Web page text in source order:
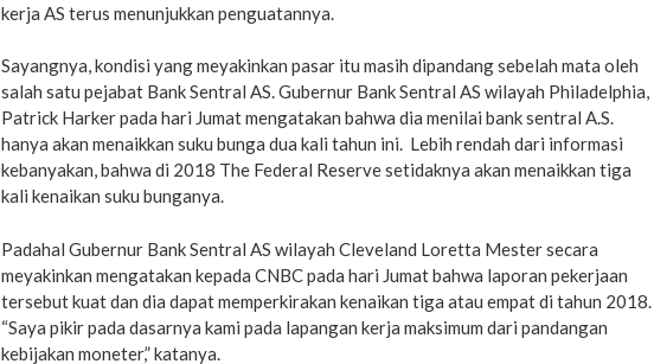
kerja AS terus menunjukkan penguatannya.
Sayangnya, kondisi yang meyakinkan pasar itu masih dipandang sebelah mata oleh
salah satu pejabat Bank Sentral AS. Gubernur Bank Sentral AS wilayah Philadelphia,
Patrick Harker pada hari Jumat mengatakan bahwa dia menilai bank sentral A.S.
hanya akan menaikkan suku bunga dua kali tahun ini. Lebih rendah dari informasi
kebanyakan, bahwa di 2018 The Federal Reserve setidaknya akan menaikkan tiga
kali kenaikan suku bunganya.
Padahal Gubernur Bank Sentral AS wilayah Cleveland Loretta Mester secara
meyakinkan mengatakan kepada CNBC pada hari Jumat bahwa laporan pekerjaan
tersebut kuat dan dia dapat memperkirakan kenaikan tiga atau empat di tahun 2018.
“Saya pikir pada dasarnya kami pada lapangan kerja maksimum dari pandangan
kebijakan moneter,” katanya.